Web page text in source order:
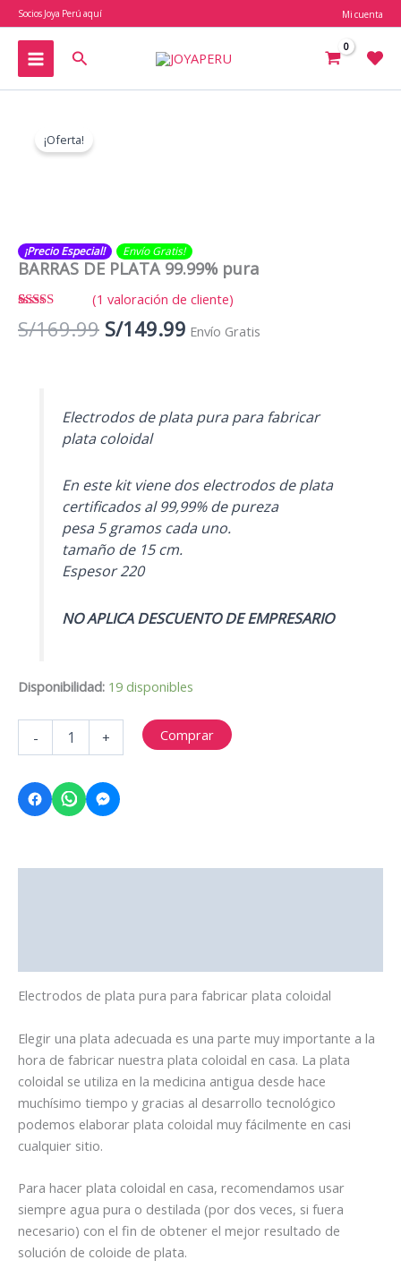
al
contenido
Socios Joya Perú aquí Mi cuenta
Buscar
¡Oferta!
¡Precio Especial! Envío Gratis​​​!
BARRAS DE PLATA 99.99% pura
Valorado
con5.00de
1
(1 valoración de cliente)
S/169.99 El
S/169.99.
S/149.99 El
S/149.99.
Envío Gratis
Electrodos de plata pura para fabricar
plata coloidal
En este kit viene dos electrodos de plata
certificados al 99,99% de pureza
pesa 5 gramos cada uno.
tamaño de 15 cm.
Espesor 220
NO APLICA DESCUENTO DE EMPRESARIO
Disponibilidad: 19 disponibles
-
99.99%
pura
cantidad
+ Comprar
Electrodos de plata pura para fabricar plata coloidal
Elegir una plata adecuada es una parte muy importante a la
hora de fabricar nuestra plata coloidal en casa. La plata
coloidal se utiliza en la medicina antigua desde hace
muchísimo tiempo y gracias al desarrollo tecnológico
podemos elaborar plata coloidal muy fácilmente en casi
cualquier sitio.
Para hacer plata coloidal en casa, recomendamos usar
siempre agua pura o destilada (por dos veces, si fuera
necesario) con el fin de obtener el mejor resultado de
solución de coloide de plata.